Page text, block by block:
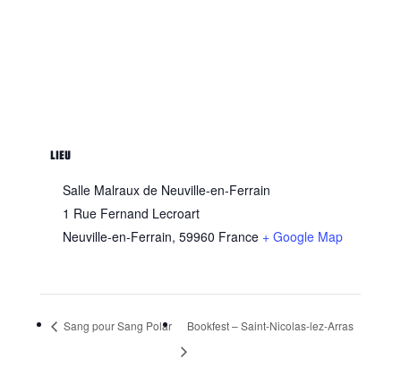
LIEU
Salle Malraux de Neuville-en-Ferrain
1 Rue Fernand Lecroart
Neuville-en-Ferrain, 59960 France + Google Map
Sang pour Sang Polar Bookfest – Saint-Nicolas-lez-Arras